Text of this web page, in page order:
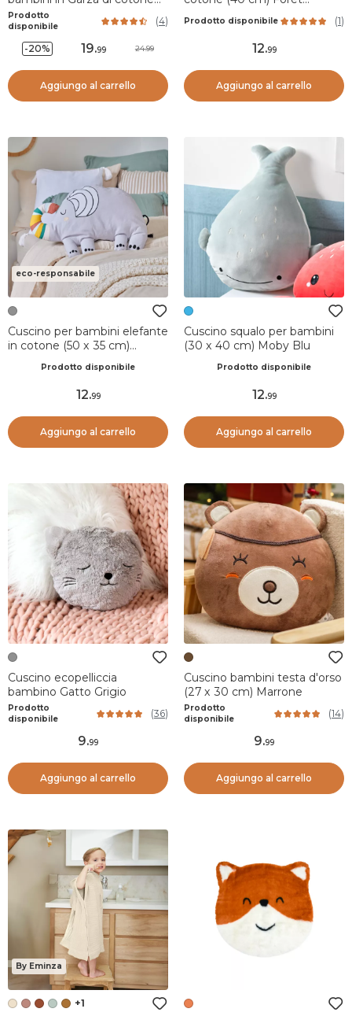
2/5 anni Gaia Verde eucalipto
Prodotto
disponibile
(4)
-20% 19.99 24.99
Aggiungo al carrello
Prodotto disponibile (1)
12.99
Aggiungo al carrello
eco-responsabile
Cuscino per bambini elefante
in cotone (50 x 35 cm)
Prodotto disponibile
12.99
Aggiungo al carrello
Cuscino squalo per bambini
(30 x 40 cm) Moby Blu
Prodotto disponibile
12.99
Aggiungo al carrello
Cuscino ecopelliccia
bambino Gatto Grigio
Prodotto
disponibile
(36)
9.99
Aggiungo al carrello
Cuscino bambini testa d'orso
(27 x 30 cm) Marrone
Prodotto
disponibile
(14)
9.99
Aggiungo al carrello
By Eminza
+1